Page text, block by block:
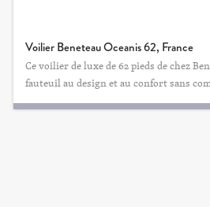
Voilier Beneteau Oceanis 62, France
Ce voilier de luxe de 62 pieds de chez
fauteuil au design et au confort sans